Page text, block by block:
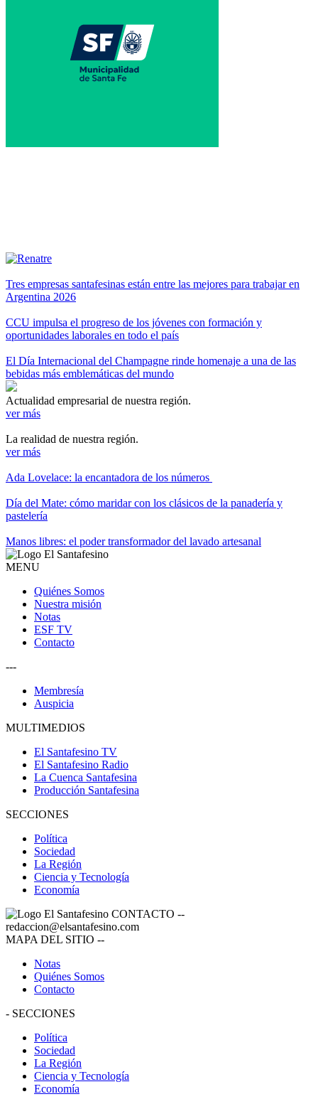
Tres empresas santafesinas están entre las mejores para trabajar en
Argentina 2026
CCU impulsa el progreso de los jóvenes con formación y
oportunidades laborales en todo el país
El Día Internacional del Champagne rinde homenaje a una de las
bebidas más emblemáticas del mundo
Actualidad empresarial de nuestra región.
ver más
La realidad de nuestra región.
ver más
Ada Lovelace: la encantadora de los números
Día del Mate: cómo maridar con los clásicos de la panadería y
pastelería
Manos libres: el poder transformador del lavado artesanal
MENU
Quiénes Somos
Nuestra misión
Notas
ESF TV
Contacto
---
Membresía
Auspicia
MULTIMEDIOS
El Santafesino TV
El Santafesino Radio
La Cuenca Santafesina
Producción Santafesina
SECCIONES
Política
Sociedad
La Región
Ciencia y Tecnología
Economía
CONTACTO --
redaccion@elsantafesino.com
MAPA DEL SITIO --
Notas
Quiénes Somos
Contacto
- SECCIONES
Política
Sociedad
La Región
Ciencia y Tecnología
Economía